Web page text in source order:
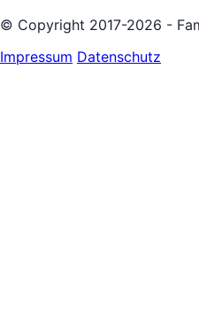
© Copyright 2017-2026 -
Impressum Datenschutz